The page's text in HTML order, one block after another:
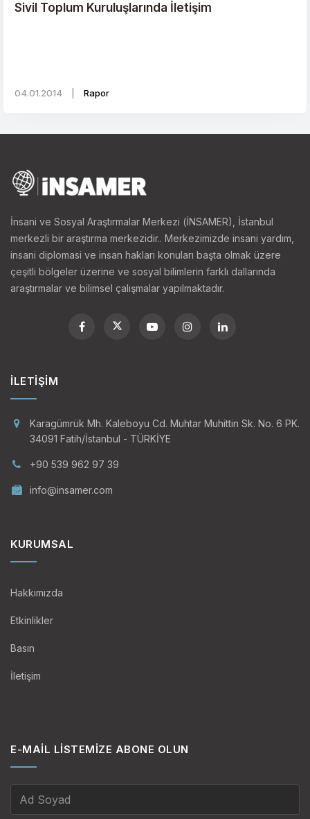
Sivil Toplum Kuruluşlarında İletişim
04.01.2014 Rapor
İnsani ve Sosyal Araştırmalar Merkezi (İNSAMER), İstanbul
merkezli bir araştırma merkezidir.. Merkezimizde insani yardım,
insani diplomasi ve insan hakları konuları başta olmak üzere
çeşitli bölgeler üzerine ve sosyal bilimlerin farklı dallarında
araştırmalar ve bilimsel çalışmalar yapılmaktadır.
İLETIŞIM
Karagümrük Mh. Kaleboyu Cd. Muhtar Muhittin Sk. No. 6 PK.
34091 Fatih/İstanbul - TÜRKİYE
+90 539 962 97 39
info@insamer.com
KURUMSAL
Hakkımızda
Etkinlikler
Basın
İletişim
E-MAIL LISTEMIZE ABONE OLUN